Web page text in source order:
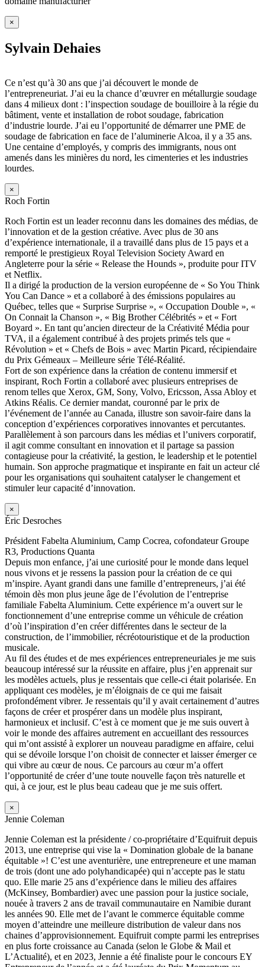
×
Sylvain Dehaies
Ce n’est qu’à 30 ans que j’ai découvert le monde de
l’entrepreneuriat. J’ai eu la chance d’œuvrer en métallurgie soudage
dans 4 milieux dont : l’inspection soudage de bouilloire à la régie du
bâtiment, vente et installation de robot soudage, fabrication
d’industrie lourde. J’ai eu l’opportunité de démarrer une PME de
soudage de fabrication en face de l’aluminerie Alcoa, il y a 35 ans.
Une centaine d’employés, y compris des immigrants, nous ont
amenés dans les minières du nord, les cimenteries et les industries
lourdes.
×
Roch Fortin
Roch Fortin est un leader reconnu dans les domaines des médias, de
l’innovation et de la gestion créative. Avec plus de 30 ans
d’expérience internationale, il a travaillé dans plus de 15 pays et a
remporté le prestigieux Royal Television Society Award en
Angleterre pour la série « Release the Hounds », produite pour ITV
et Netflix.
Il a dirigé la production de la version européenne de « So You Think
You Can Dance » et a collaboré à des émissions populaires au
Québec, telles que « Surprise Surprise », « Occupation Double », «
On Connait la Chanson », « Big Brother Célébrités » et « Fort
Boyard ». En tant qu’ancien directeur de la Créativité Média pour
TVA, il a également contribué à des projets primés tels que «
Révolution » et « Chefs de Bois » avec Martin Picard, récipiendaire
du Prix Gémeaux – Meilleure série Télé-Réalité.
Fort de son expérience dans la création de contenu immersif et
inspirant, Roch Fortin a collaboré avec plusieurs entreprises de
renom telles que Xerox, GM, Sony, Volvo, Ericsson, Assa Abloy et
Atkins Réalis. Ce dernier mandat, couronné par le prix de
l’événement de l’année au Canada, illustre son savoir-faire dans la
conception d’expériences corporatives innovantes et percutantes.
Parallèlement à son parcours dans les médias et l’univers corporatif,
il agit comme consultant en innovation et il partage sa passion
contagieuse pour la créativité, la gestion, le leadership et le potentiel
humain. Son approche pragmatique et inspirante en fait un acteur clé
pour les organisations qui souhaitent catalyser le changement et
stimuler leur capacité d’innovation.
×
Éric Desroches
Président Fabelta Aluminium, Camp Cocrea, cofondateur Groupe
R3, Productions Quanta
Depuis mon enfance, j’ai une curiosité pour le monde dans lequel
nous vivons et je ressens la passion pour la création de ce qui
m’inspire. Ayant grandi dans une famille d’entrepreneurs, j’ai été
témoin dès mon plus jeune âge de l’évolution de l’entreprise
familiale Fabelta Aluminium. Cette expérience m’a ouvert sur le
fonctionnement d’une entreprise comme un véhicule de création
d’où l’inspiration d’en créer différentes dans le secteur de la
construction, de l’immobilier, récréotouristique et de la production
musicale.
Au fil des études et de mes expériences entrepreneuriales je me suis
beaucoup intéressé sur la réussite en affaire, plus j’en apprenait sur
les modèles actuels, plus je ressentais que celle-ci était polarisée. En
appliquant ces modèles, je m’éloignais de ce qui me faisait
profondément vibrer. Je ressentais qu’il y avait certainement d’autres
façons de créer et prospérer dans un modèle plus inspirant,
harmonieux et inclusif. C’est à ce moment que je me suis ouvert à
voir le monde des affaires autrement en accueillant des ressources
qui m’ont assisté à explorer un nouveau paradigme en affaire, celui
qui se dévoile lorsque l’on choisit de connecter et laisser émerger ce
qui vibre au cœur de nous. Ce parcours au cœur m’a offert
l’opportunité de créer d’une toute nouvelle façon très naturelle et
qui, à ce jour, est le plus beau cadeau que je me suis offert.
×
Jennie Coleman
Jennie Coleman est la présidente / co-propriétaire d’Equifruit depuis
2013, une entreprise qui vise la « Domination globale de la banane
équitable »! C’est une aventurière, une entrepreneure et une maman
de trois (dont une ado polyhandicapée) qui n’accepte pas le statu
quo. Elle marie 25 ans d’expérience dans le milieu des affaires
(McKinsey, Bombardier) avec une passion pour la justice sociale,
nouée à travers 2 ans de travail communautaire en Namibie durant
les années 90. Elle met de l’avant le commerce équitable comme
moyen d’atteindre une meilleure distribution de valeur dans nos
chaines d’approvisionnement. Equifruit compte parmi les entreprises
en plus forte croissance au Canada (selon le Globe & Mail et
L’Actualité), et en 2023, Jennie a été finaliste pour le concours EY